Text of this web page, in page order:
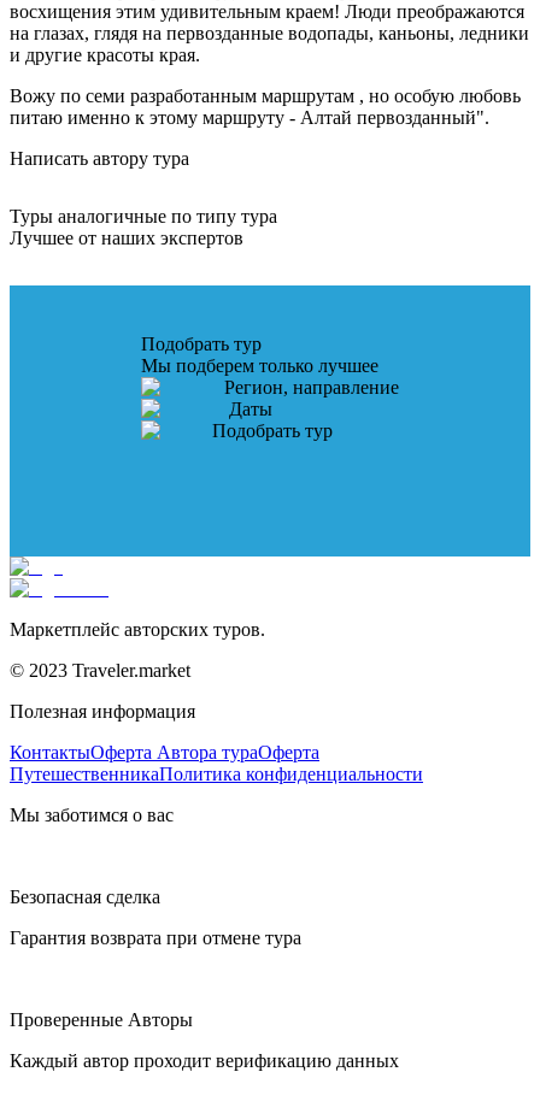
восхищения этим удивительным краем! Люди преображаются
на глазах, глядя на первозданные водопады, каньоны, ледники
и другие красоты края.
Вожу по семи разработанным маршрутам , но особую любовь
питаю именно к этому маршруту - Алтай первозданный".
Написать автору тура
Туры аналогичные по типу тура
Лучшее от наших экспертов
Подобрать тур
Мы подберем только лучшее
Регион, направление
Даты
Подобрать тур
Маркетплейс авторских туров.
© 2023 Traveler.market
Полезная информация
КонтактыОферта Автора тураОферта
ПутешественникаПолитика конфиденциальности
Мы заботимся о вас
Безопасная сделка
Гарантия возврата при отмене тура
Проверенные Авторы
Каждый автор проходит верификацию данных